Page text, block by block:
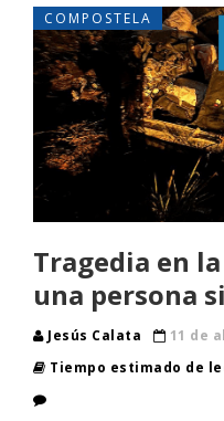
COMPOSTELA
Tragedia en
una persona
Jesús Calata
11 de
Tiempo estimado de